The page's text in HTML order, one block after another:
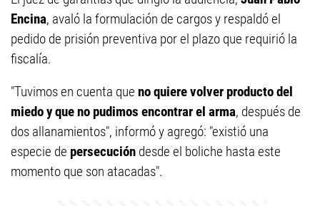
Encina, avaló la formulación de cargos y respaldó el
pedido de prisión preventiva por el plazo que requirió la
fiscalía.
"Tuvimos en cuenta que no quiere volver producto del
miedo y queno pudimos encontrar el arma, después de
dos allanamientos", informó y agregó: "existió una
especie de persecución desde el boliche hasta este
momento que son atacadas".